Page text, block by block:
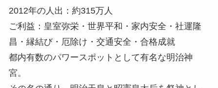
2012年の人出：約315万人
ご利益：皇室弥栄・世界平和・家内安全・社運隆
昌・ 縁結び・ 厄除け ・交通安全・合格成就
都内有数のパワースポットとして有名な明治神
宮。